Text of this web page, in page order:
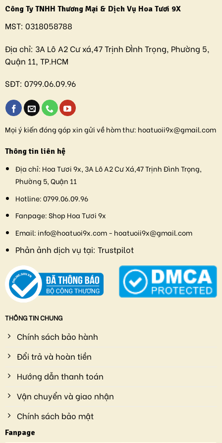
Công Ty TNHH Thương Mại & Dịch Vụ Hoa Tươi 9X
MST: 0318058788
Địa chỉ: 3A Lô A2 Cư xá,47 Trịnh ĐÌnh Trọng, Phường 5,
Quận 11, TP.HCM
SĐT: 0799.06.09.96
Mọi ý kiến đóng góp xin gửi về hòm thư: hoatuoii9x@gmail.com
Thông tin liên hệ
Địa chỉ: Hoa Tươi 9x, 3A Lô A2 Cư Xá,47 Trịnh Đình Trọng,
Phường 5, Quận 11
Hotline:0799.06.09.96
Fanpage:Shop Hoa Tươi 9x
Email: info@hoatuoi9x.com - hoatuoii9x@gmail.com
Phản ảnh dịch vụ tại: Trustpilot
THÔNG TIN CHUNG
Chính sách bảo hành
Đổi trả và hoàn tiền
Hướng dẫn thanh toán
Vận chuyển và giao nhận
Chính sách bảo mật
Fanpage